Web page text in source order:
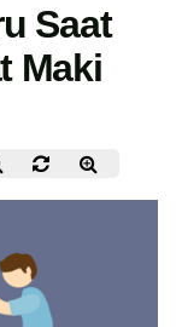
Saat
Maki